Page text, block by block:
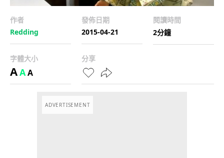
作者
Redding
發佈日期
2015-04-21
閱讀時間
2分鐘
字體大小
AAA
分享
ADVERTISEMENT